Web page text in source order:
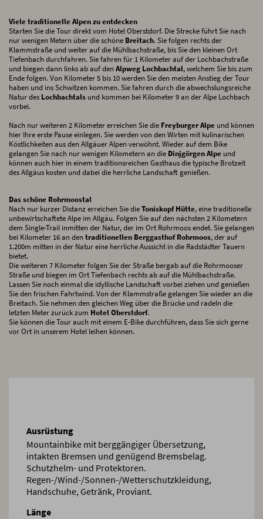
Viele traditionelle Alpen zu entdecken
Starten Sie die Tour direkt vom Hotel Oberstdorf. Die Strecke führt Sie nach
nur wenigen Metern über die schöne Breitach. Sie folgen rechts der
Klammstraße und weiter auf die Mühlbachstraße, bis Sie den kleinen Ort
Tiefenbach durchfahren. Sie fahren für 1 Kilometer auf der Lochbachstraße
und biegen dann links ab auf den Alpweg Lochbachtal, welchem Sie bis zum
Ende folgen. Von Kilometer 5 bis 10 werden Sie den meisten Anstieg der Tour
haben und ins Schwitzen kommen. Sie fahren durch die abwechslungsreiche
Natur des Lochbachtals und kommen bei Kilometer 9 an der Alpe Lochbach
vorbei.
Nach nur weiteren 2 Kilometer erreichen Sie die Freyburger Alpe und können
hier Ihre erste Pause einlegen. Sie werden von den Wirten mit kulinarischen
Köstlichkeiten aus den Allgäuer Alpen verwöhnt. Wieder auf dem Bike
gelangen Sie nach nur wenigen Kilometern an die Dinjgörgen Alpe und
können auch hier in einem traditionsreichen Gasthaus die typische Brotzeit
des Allgäus kosten und dabei die herrliche Landschaft genießen.
Das schöne Rohrmoostal
Nach nur kurzer Distanz erreichen Sie dieToniskopf Hütte, eine traditionelle
unbewirtschaftete Alpe im Allgäu. Folgen Sie auf den nächsten 2 Kilometern
dem Single-Trail inmitten der Natur, der im Ort Rohrmoos endet. Sie gelangen
bei Kilometer 16 an den traditionellen Berggasthof Rohrmoos, der auf
1.200m mitten in der Natur eine herrliche Aussicht in die Radstädter Tauern
bietet.
Die weiteren 7 Kilometer folgen Sie der Straße bergab auf die Rohrmooser
Straße und biegen im Ort Tiefenbach rechts ab auf die Mühlbachstraße.
Lassen Sie noch einmal die idyllische Landschaft vorbei ziehen und genießen
Sie den frischen Fahrtwind. Von der Klammstraße gelangen Sie wieder an die
Breitach. Sie nehmen den gleichen Weg über die Brücke und radeln die
letzten Meter zurück zum Hotel Oberstdorf.
Sie können die Tour auch mit einem E-Bike durchführen, dass Sie sich gerne
vor Ort in unserem Hotel leihen können.
Ausrüstung
Mountainbike mit berggängiger Übersetzung,
intakten Bremsen und genügend Bremsbelag.
Schutzhelm- und Protektoren.
Regen-/Wind-/Sonnen-/Wetterschutzkleidung,
Handschuhe, Getränk, Proviant.
Länge